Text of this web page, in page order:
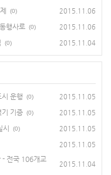
(0) 2015.11.06
행사로 (0) 2015.11.06
(0) 2015.11.04
운행 (0) 2015.11.05
기 기증 (0) 2015.11.05
(0) 2015.11.05
2015.11.05
- 전국 106개교
2015.11.04